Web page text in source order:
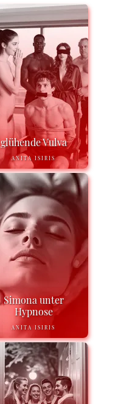
glühende Vulva
ANITA ISIRIS
Simona unter
Hypnose
ANITA ISIRIS